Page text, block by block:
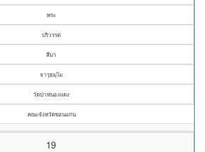
พระ
ปริวรรต
สีมา
จารุธมฺโม
วัดป่าหนองแดง
คณะจังหวัดขอนแก่น
19